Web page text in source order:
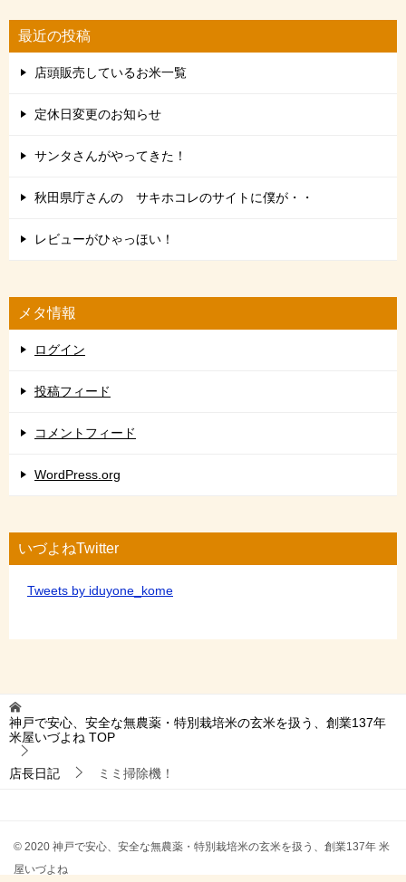
最近の投稿
店頭販売しているお米一覧
定休日変更のお知らせ
サンタさんがやってきた！
秋田県庁さんの サキホコレのサイトに僕が・・
レビューがひゃっほい！
メタ情報
ログイン
投稿フィード
コメントフィード
WordPress.org
いづよねTwitter
Tweets by iduyone_kome
神戸で安心、安全な無農薬・特別栽培米の玄米を扱う、創業137年
米屋いづよね TOP
店長日記 ミミ掃除機！
© 2020 神戸で安心、安全な無農薬・特別栽培米の玄米を扱う、創業137年 米
屋いづよね